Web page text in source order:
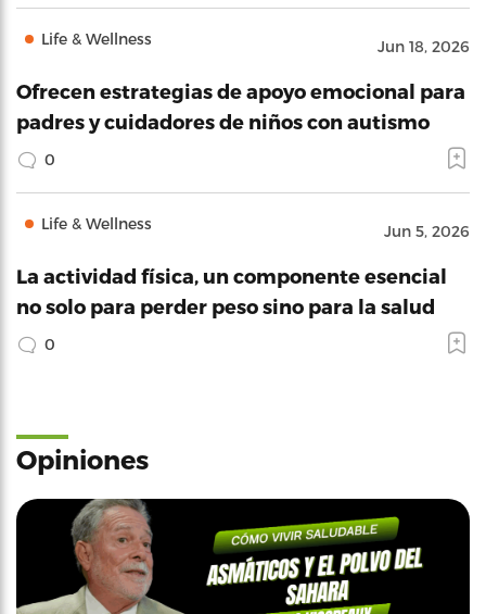
Life & Wellness Jun 18, 2026
Ofrecen estrategias de apoyo emocional para
padres y cuidadores de niños con autismo
0
Life & Wellness Jun 5, 2026
La actividad física, un componente esencial
no solo para perder peso sino para la salud
0
Opiniones